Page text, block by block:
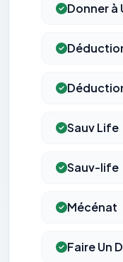
Donner à
Sauv Life
Sauv-life
Mécénat
Faire Un